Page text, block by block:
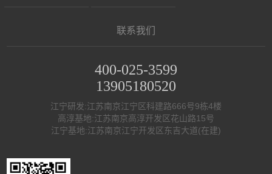
联系我们
400-025-3599
13905180520
江宁研发:江苏南京江宁区科建路666号9栋4楼
高淳基地:江苏南京高淳开发区花山路15号
江宁基地:江苏南京江宁开发区东吉大道(在建)